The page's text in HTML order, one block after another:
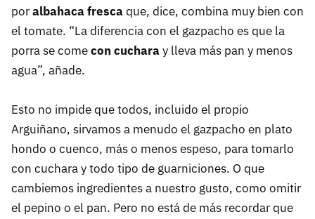
poralbahaca frescaque, dice, combina muy bien con
el tomate. “La diferencia con el gazpacho es que la
porra se comecon cucharay lleva más pan y menos
agua”, añade.
Esto no impide que todos, incluido el propio
Arguiñano, sirvamos a menudo el gazpacho en plato
hondo o cuenco, más o menos espeso, para tomarlo
con cuchara y todo tipo de guarniciones. O que
cambiemos ingredientes a nuestro gusto, como omitir
el pepino o el pan. Pero no está de más recordar que